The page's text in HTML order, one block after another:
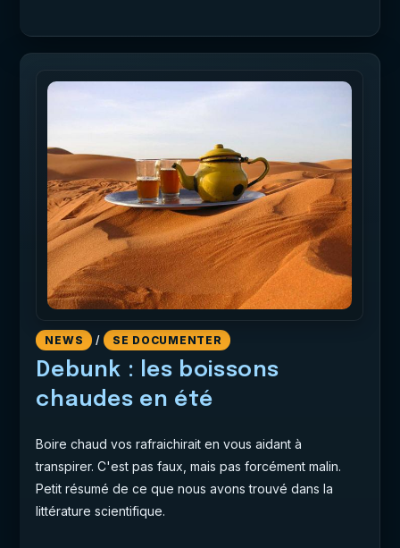
NEWS / SE DOCUMENTER
Debunk : les boissons
chaudes en été
Boire chaud vos rafraichirait en vous aidant à
transpirer. C'est pas faux, mais pas forcément malin.
Petit résumé de ce que nous avons trouvé dans la
littérature scientifique.